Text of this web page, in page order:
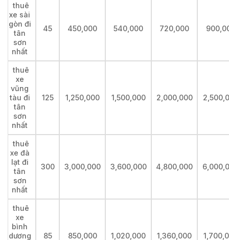
thuê
xe sài
gòn đi
tân
sơn
nhất
45 450,000 540,000 720,000
thuê
xe
vũng
tàu đi
tân
sơn
nhất
125 1,250,000 1,500,000 2,000,000
thuê
xe đà
lạt đi
tân
sơn
nhất
300 3,000,000 3,600,000 4,800,000
thuê
xe
bình
dương
85 850,000 1,020,000 1,360,000